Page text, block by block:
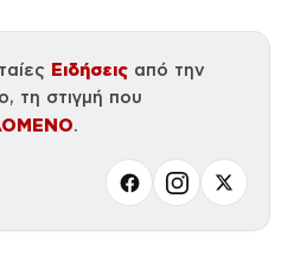
Ειδήσεις από την
τη στιγμή που
.